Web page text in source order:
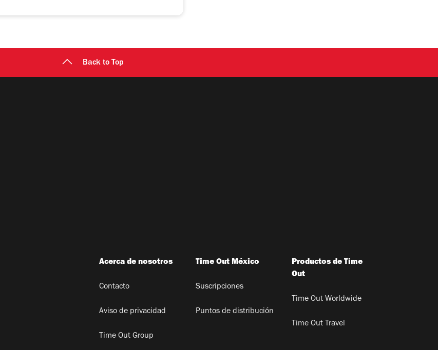
Back to Top
Acerca de nosotros
Contacto
Aviso de privacidad
Time Out Group
Time Out México
Suscripciones
Puntos de distribución
Productos de Time
Out
Time Out Worldwide
Time Out Travel